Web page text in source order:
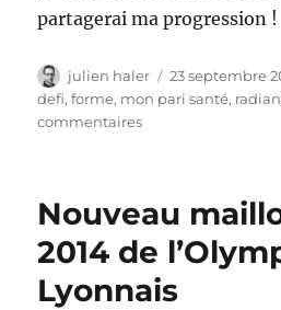
partagerai ma progression !
Auteur
julien haler
Publié
le
23 septembre
defi,forme, mon pari santé,
commentairessur
–
du
sport
Nouveau
2014 de
Lyonnais